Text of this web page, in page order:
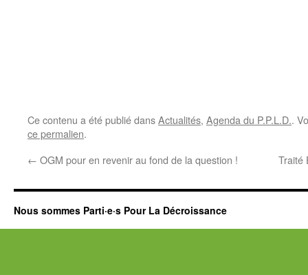
Ce contenu a été publié dansActualités, Agenda du P.P.L.D..
ce permalien.
← OGM pour en revenir au fond de la question ! Traité
Nous sommes Parti·e·s Pour La Décroissance